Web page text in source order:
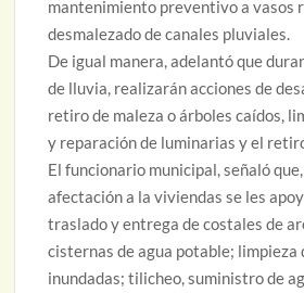
mantenimiento preventivo a vasos
desmalezado de canales pluviales.
De igual manera, adelantó que
de lluvia, realizarán acciones de
retiro de maleza o árboles caídos,
y reparación de luminarias y el
El funcionario municipal, señaló
afectación a la viviendas se les
traslado y entrega de costales de
cisternas de agua potable; limpieza
inundadas; tilicheo, suministro de